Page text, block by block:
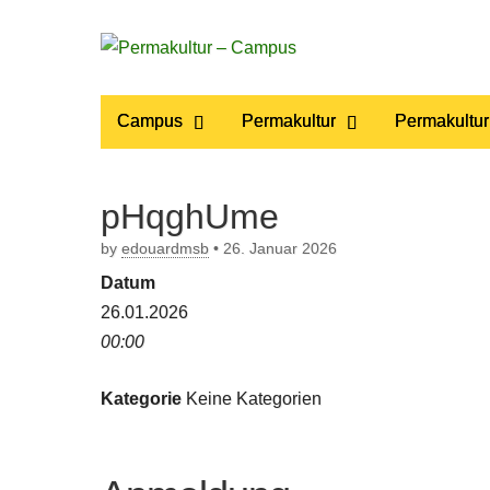
Permakultur
– Campus
Main
menu
Campus Permakultur
pHqghUme
by edouardmsb • 26. Januar 2026
Datum
26.01.2026
00:00
Kategorie Keine Kategorien